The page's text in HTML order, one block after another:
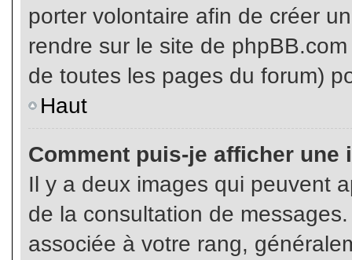
porter volontaire afin de créer
rendre sur le site de
de toutes les pages du forum)
Haut
Comment puis-je afficher une
Il y a deux images qui peuvent
de la consultation de
associée à votre rang,